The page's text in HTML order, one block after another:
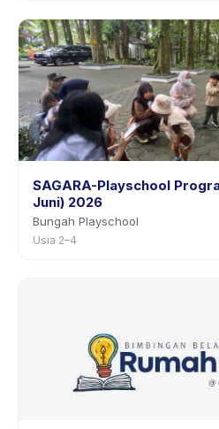
SAGARA-Playschool
Juni) 2026
Bungah Playschool
Usia 2–4